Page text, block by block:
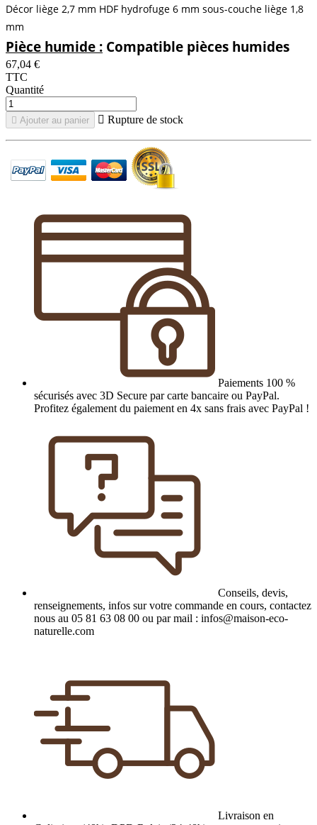
Décor liège 2,7 mm HDF hydrofuge 6 mm sous-couche liège 1,8
mm
Pièce humide : Compatible pièces humides
67,04 €
TTC
Quantité
 Ajouter au panier  Rupture de stock
Paiements 100 %
sécurisés avec 3D Secure par carte bancaire ou PayPal.
Profitez également du paiement en 4x sans frais avec PayPal !
Conseils, devis,
renseignements, infos sur votre commande en cours, contactez
nous au 05 81 63 08 00 ou par mail : infos@maison-eco-
naturelle.com
Livraison en